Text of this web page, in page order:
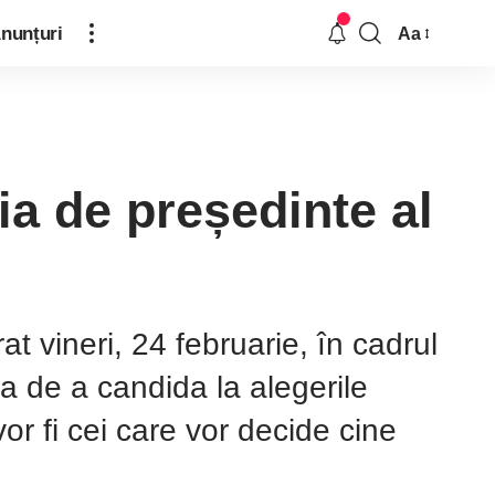
Aa
de președinte al
vineri, 24 februarie, în cadrul
de a candida la alegerile
fi cei care vor decide cine